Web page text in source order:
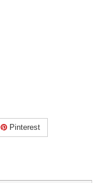
Pinterest